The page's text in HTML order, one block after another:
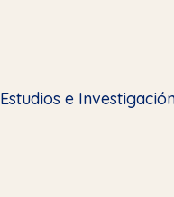
Estudios e